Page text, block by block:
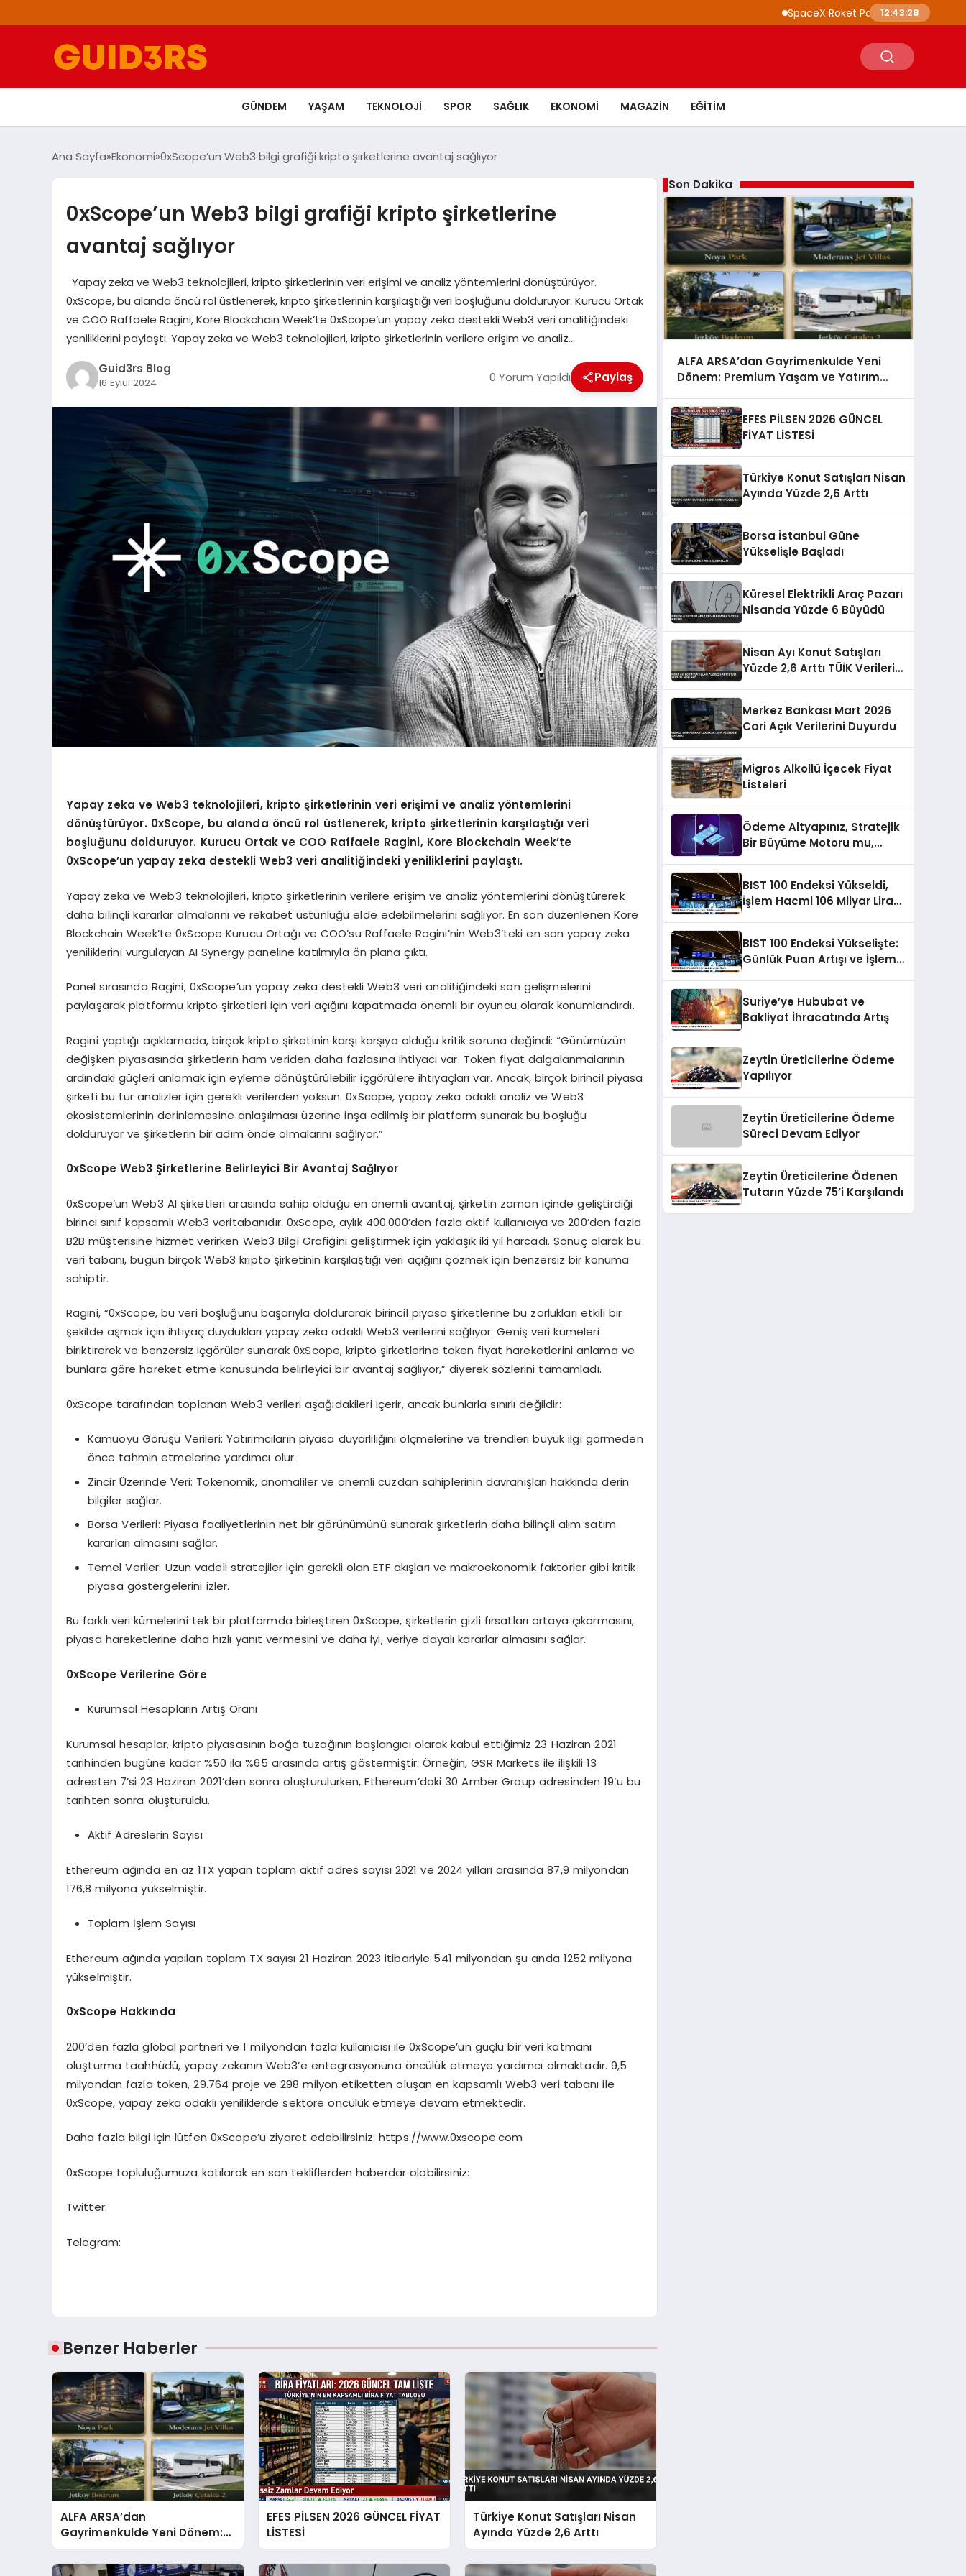
SpaceX Roket Parçası Ay’a Çarptı NASA
12:43:29
GÜNDEM YAŞAM TEKNOLOJI SPOR SAĞLIK EKONOMI MAGAZIN EĞITIM
Ana Sayfa Ekonomi 0xScope’un Web3 bilgi grafiği kripto şirketlerine avantaj sağlıyor
0xScope’un Web3 bilgi grafiği kripto şirketlerine
avantaj sağlıyor
Yapay zeka ve Web3 teknolojileri, kripto şirketlerinin veri erişimi ve analiz yöntemlerini dönüştürüyor.
0xScope, bu alanda öncü rol üstlenerek, kripto şirketlerinin karşılaştığı veri boşluğunu dolduruyor. Kurucu Ortak
ve COO Raffaele Ragini, Kore Blockchain Week’te 0xScope’un yapay zeka destekli Web3 veri analitiğindeki
yeniliklerini paylaştı. Yapay zeka ve Web3 teknolojileri, kripto şirketlerinin verilere erişim ve analiz…
Guid3rs Blog
16 Eylül 2024 0 Yorum Yapıldı Paylaş
Yapay zeka ve Web3 teknolojileri, kripto şirketlerinin veri erişimi ve analiz yöntemlerini
dönüştürüyor. 0xScope, bu alanda öncü rol üstlenerek, kripto şirketlerinin karşılaştığı veri
boşluğunu dolduruyor. Kurucu Ortak ve COO Raffaele Ragini, Kore Blockchain Week’te
0xScope’un yapay zeka destekli Web3 veri analitiğindeki yeniliklerini paylaştı.
Yapay zeka ve Web3 teknolojileri, kripto şirketlerinin verilere erişim ve analiz yöntemlerini dönüştürerek
daha bilinçli kararlar almalarını ve rekabet üstünlüğü elde edebilmelerini sağlıyor. En son düzenlenen Kore
Blockchain Week’te 0xScope Kurucu Ortağı ve COO’su Raffaele Ragini’nin Web3’teki en son yapay zeka
yeniliklerini vurgulayan AI Synergy paneline katılmıyla ön plana çıktı.
Panel sırasında Ragini, 0xScope’un yapay zeka destekli Web3 veri analitiğindeki son gelişmelerini
paylaşarak platformu kripto şirketleri için veri açığını kapatmada önemli bir oyuncu olarak konumlandırdı.
Ragini yaptığı açıklamada, birçok kripto şirketinin karşı karşıya olduğu kritik soruna değindi: “Günümüzün
değişken piyasasında şirketlerin ham veriden daha fazlasına ihtiyacı var. Token fiyat dalgalanmalarının
ardındaki güçleri anlamak için eyleme dönüştürülebilir içgörülere ihtiyaçları var. Ancak, birçok birincil piyasa
şirketi bu tür analizler için gerekli verilerden yoksun. 0xScope, yapay zeka odaklı analiz ve Web3
ekosistemlerinin derinlemesine anlaşılması üzerine inşa edilmiş bir platform sunarak bu boşluğu
dolduruyor ve şirketlerin bir adım önde olmalarını sağlıyor.”
0xScope Web3 Şirketlerine Belirleyici Bir Avantaj Sağlıyor
0xScope’un Web3 AI şirketleri arasında sahip olduğu en önemli avantaj, şirketin zaman içinde geliştirdiği
birinci sınıf kapsamlı Web3 veritabanıdır. 0xScope, aylık 400.000’den fazla aktif kullanıcıya ve 200’den fazla
B2B müşterisine hizmet verirken Web3 Bilgi Grafiğini geliştirmek için yaklaşık iki yıl harcadı. Sonuç olarak bu
veri tabanı, bugün birçok Web3 kripto şirketinin karşılaştığı veri açığını çözmek için benzersiz bir konuma
sahiptir.
Ragini, “0xScope, bu veri boşluğunu başarıyla doldurarak birincil piyasa şirketlerine bu zorlukları etkili bir
şekilde aşmak için ihtiyaç duydukları yapay zeka odaklı Web3 verilerini sağlıyor. Geniş veri kümeleri
biriktirerek ve benzersiz içgörüler sunarak 0xScope, kripto şirketlerine token fiyat hareketlerini anlama ve
bunlara göre hareket etme konusunda belirleyici bir avantaj sağlıyor,” diyerek sözlerini tamamladı.
0xScope tarafından toplanan Web3 verileri aşağıdakileri içerir, ancak bunlarla sınırlı değildir:
Kamuoyu Görüşü Verileri: Yatırımcıların piyasa duyarlılığını ölçmelerine ve trendleri büyük ilgi görmeden
önce tahmin etmelerine yardımcı olur.
Zincir Üzerinde Veri: Tokenomik, anomaliler ve önemli cüzdan sahiplerinin davranışları hakkında derin
bilgiler sağlar.
Borsa Verileri: Piyasa faaliyetlerinin net bir görünümünü sunarak şirketlerin daha bilinçli alım satım
kararları almasını sağlar.
Temel Veriler: Uzun vadeli stratejiler için gerekli olan ETF akışları ve makroekonomik faktörler gibi kritik
piyasa göstergelerini izler.
Bu farklı veri kümelerini tek bir platformda birleştiren 0xScope, şirketlerin gizli fırsatları ortaya çıkarmasını,
piyasa hareketlerine daha hızlı yanıt vermesini ve daha iyi, veriye dayalı kararlar almasını sağlar.
0xScope Verilerine Göre
Kurumsal Hesapların Artış Oranı
Kurumsal hesaplar, kripto piyasasının boğa tuzağının başlangıcı olarak kabul ettiğimiz 23 Haziran 2021
tarihinden bugüne kadar %50 ila %65 arasında artış göstermiştir. Örneğin, GSR Markets ile ilişkili 13
adresten 7’si 23 Haziran 2021’den sonra oluşturulurken, Ethereum’daki 30 Amber Group adresinden 19’u bu
tarihten sonra oluşturuldu.
Aktif Adreslerin Sayısı
Ethereum ağında en az 1TX yapan toplam aktif adres sayısı 2021 ve 2024 yılları arasında 87,9 milyondan
176,8 milyona yükselmiştir.
Toplam İşlem Sayısı
Ethereum ağında yapılan toplam TX sayısı 21 Haziran 2023 itibariyle 541 milyondan şu anda 1252 milyona
yükselmiştir.
0xScope Hakkında
200’den fazla global partneri ve 1 milyondan fazla kullanıcısı ile 0xScope’un güçlü bir veri katmanı
oluşturma taahhüdü, yapay zekanın Web3’e entegrasyonuna öncülük etmeye yardımcı olmaktadır. 9,5
milyondan fazla token, 29.764 proje ve 298 milyon etiketten oluşan en kapsamlı Web3 veri tabanı ile
0xScope, yapay zeka odaklı yeniliklerde sektöre öncülük etmeye devam etmektedir.
Daha fazla bilgi için lütfen 0xScope’u ziyaret edebilirsiniz: https://www.0xscope.com
0xScope topluluğumuza katılarak en son tekliflerden haberdar olabilirsiniz:
Twitter:
Telegram:
Benzer Haberler
ALFA ARSA’dan
Gayrimenkulde Yeni Dönem:
Premium Yaşam ve Yatırım
Fırsatları Bir Arada
EFES PİLSEN 2026 GÜNCEL FİYAT
LİSTESİ
Türkiye Konut Satışları Nisan
Ayında Yüzde 2,6 Arttı
Son Dakika
ALFA ARSA’dan Gayrimenkulde Yeni
Dönem: Premium Yaşam ve Yatırım
EFES PİLSEN 2026 GÜNCEL
FİYAT LİSTESİ
Türkiye Konut Satışları Nisan
Ayında Yüzde 2,6 Arttı
Borsa İstanbul Güne
Yükselişle Başladı
Küresel Elektrikli Araç Pazarı
Nisanda Yüzde 6 Büyüdü
Nisan Ayı Konut Satışları
Yüzde 2,6 Arttı TÜİK Verileri
Merkez Bankası Mart 2026
Cari Açık Verilerini Duyurdu
Migros Alkollü İçecek Fiyat
Listeleri
Ödeme Altyapınız, Stratejik
Bir Büyüme Motoru mu,
BIST 100 Endeksi Yükseldi,
İşlem Hacmi 106 Milyar Lirayı
BIST 100 Endeksi Yükselişte:
Günlük Puan Artışı ve İşlem
Suriye’ye Hububat ve
Bakliyat İhracatında Artış
Zeytin Üreticilerine Ödeme
Yapılıyor
Zeytin Üreticilerine Ödeme
Süreci Devam Ediyor
Zeytin Üreticilerine Ödenen
Tutarın Yüzde 75’i Karşılandı